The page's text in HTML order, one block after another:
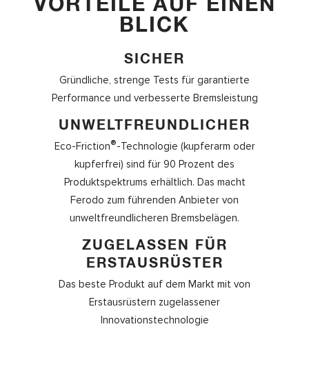
VORTEILE AUF EINEN
BLICK
SICHER
Gründliche, strenge Tests für garantierte
Performance und verbesserte Bremsleistung
UNWELTFREUNDLICHER
Eco-Friction®-Technologie (kupferarm oder
kupferfrei) sind für 90 Prozent des
Produktspektrums erhältlich. Das macht
Ferodo zum führenden Anbieter von
unweltfreundlicheren Bremsbelägen.
ZUGELASSEN FÜR
ERSTAUSRÜSTER
Das beste Produkt auf dem Markt mit von
Erstausrüstern zugelassener
Innovationstechnologie